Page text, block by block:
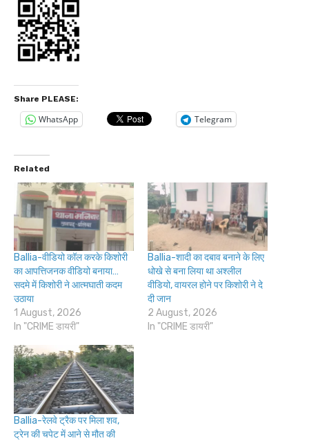
Share PLEASE:
WhatsApp Telegram
Related
Ballia-वीडियो कॉल करके किशोरी
का आपत्तिजनक वीडियो बनाया…
सदमे में किशोरी ने आत्मघाती कदम
उठाया
1 August, 2026
In "CRIME डायरी"
Ballia-शादी का दबाव बनाने के लिए
धोखे से बना लिया था अश्लील
वीडियो, वायरल होने पर किशोरी ने दे
दी जान
2 August, 2026
In "CRIME डायरी"
Ballia-रेलवे ट्रैक पर मिला शव,
ट्रेन की चपेट में आने से मौत की